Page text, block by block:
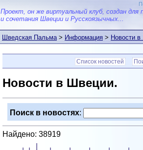
Проект, он же виртуальный клуб, создан для
и сочетания Швеции и Русскоязычных...
Шведская Пальма>Информация>Новости
Список новостей
Новости в Швеции.
Поиск в новостях:
Найдено: 38919